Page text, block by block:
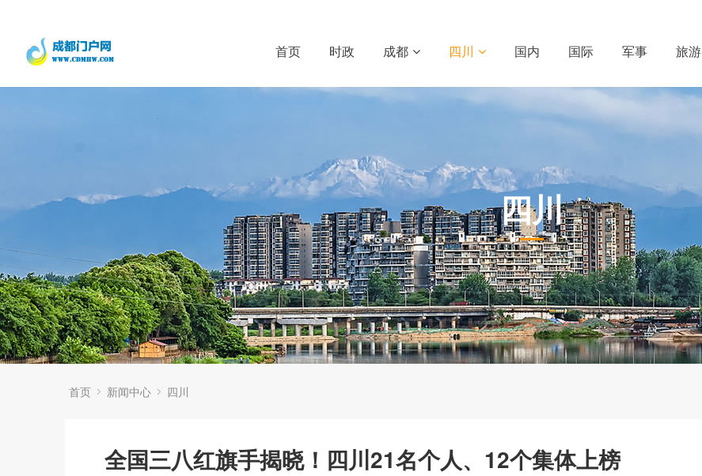
首页 时政 成都 四川 国内 国际 军事 旅游
四川
首页 新闻中心 四川
全国三八红旗手揭晓！四川21名个人、12个集体上榜